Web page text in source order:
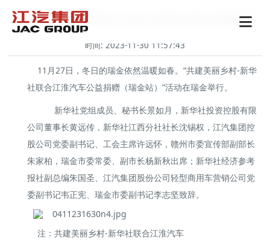
护航乡村振兴 新华社联合江淮汽车在瑞金开展公益捐赠活动
时间: 2023-11-30 11:57:43
11月27日，冬日的瑞金依然温暖如春。“共建美丽乡村-新华
社联合江淮汽车公益捐赠（瑞金站）”活动在瑞金举行。
新华社党组成员、秘书长景如月，新华社投资控股有限
公司董事长黄远传，新华社江西分社社长沈锡权，江汽集团控
股公司党委副书记、工会主席许远怀，赣州市委宣传部副部长
朱家柏，瑞金市委常委、副市长杨新秋出席；新华社经济参考
报社副总编朱国圣、江汽集团股份公司轻型商用车营销公司党
委副书记韦正宪、瑞金市委副书记李志坚致辞。
注：共建美丽乡村-新华社联合江淮汽车